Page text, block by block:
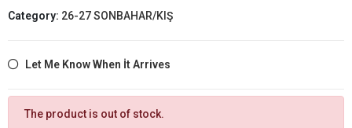
Category: 26-27 SONBAHAR/KIŞ
Let Me Know When İt Arrives
The product is out of stock.